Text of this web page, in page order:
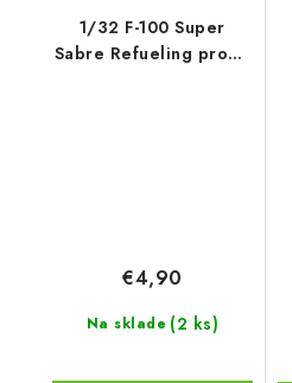
1/32 F-100 Super
Sabre Refueling probe
Na sklade (2 ks)
€4,90